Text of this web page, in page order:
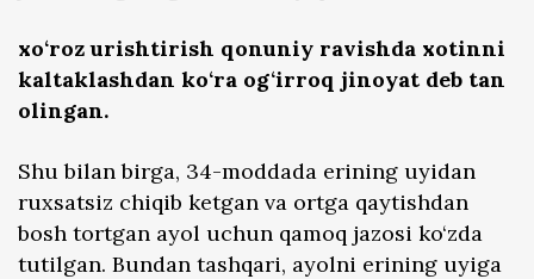
xo‘roz urishtirish qonuniy ravishda xotinni
kaltaklashdan ko‘ra og‘irroq jinoyat deb tan
olingan.
Shu bilan birga, 34-moddada erining uyidan
ruxsatsiz chiqib ketgan va ortga qaytishdan
bosh tortgan ayol uchun qamoq jazosi ko‘zda
tutilgan. Bundan tashqari, ayolni erining uyiga